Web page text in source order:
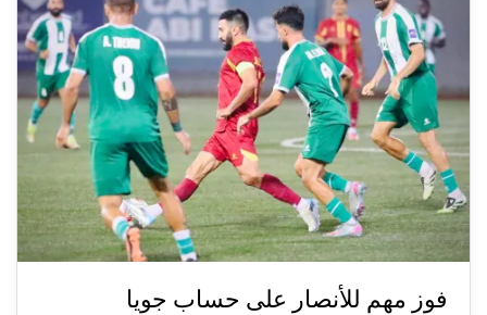
فوز مهم للأنصار على حساب جويا